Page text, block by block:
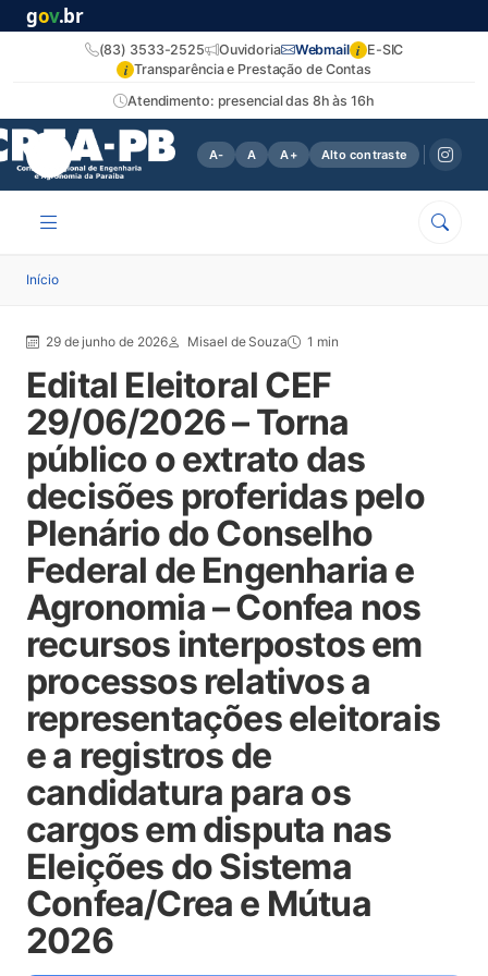
gov.br
Atendimento: presencial das 8h às 16h
(83) 3533-2525 Ouvidoria Webmail i E-SIC
i Transparência e Prestação de Contas
A- A A+ Alto contraste
Início
29 de junho de 2026 Misael de Souza 1 min
Edital Eleitoral CEF
29/06/2026 – Torna
público o extrato das
decisões proferidas pelo
Plenário do Conselho
Federal de Engenharia e
Agronomia – Confea nos
recursos interpostos em
processos relativos a
representações eleitorais
e a registros de
candidatura para os
cargos em disputa nas
Eleições do Sistema
Confea/Crea e Mútua
2026